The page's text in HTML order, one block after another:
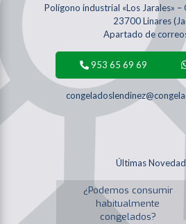
Polígono industrial «Los Jarales» –
23700 Linares
Apartado de
953 65 69 69
Últimas
¿Podemos consumir
habitualmente
congelados?